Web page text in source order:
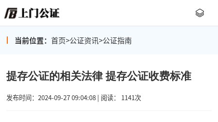
当前位置： 首页>公证资讯>公证指南
提存公证的相关法律 提存公证收费标准
发布时间：2024-09-27 09:04:08 | 阅读： 1141次